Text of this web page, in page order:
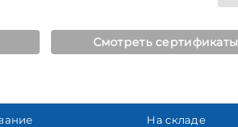
Смотреть сертификаты
На складе